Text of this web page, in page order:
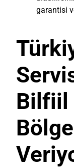
garantisi
Bilfiil